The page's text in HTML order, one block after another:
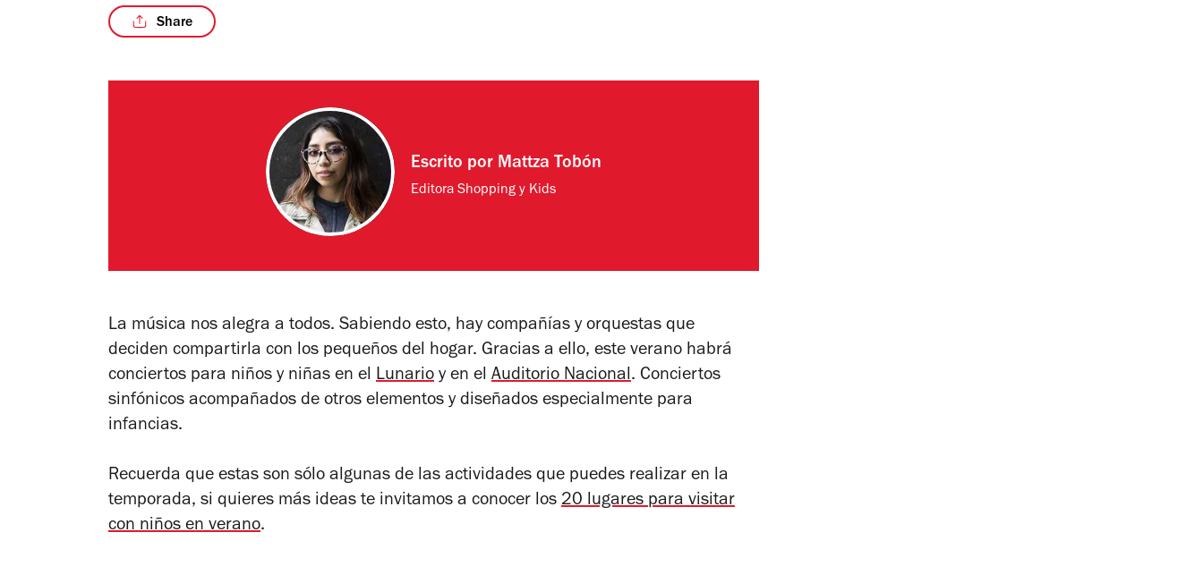
Share
Escrito por Mattza Tobón
Editora Shopping y Kids
La música nos alegra a todos. Sabiendo esto, hay compañías y orquestas que
deciden compartirla con los pequeños del hogar. Gracias a ello, este verano habrá
conciertos para niños y niñas en el Lunario y en el Auditorio Nacional. Conciertos
sinfónicos acompañados de otros elementos y diseñados especialmente para
infancias.
Recuerda que estas son sólo algunas de las actividades que puedes realizar en la
temporada, si quieres más ideas te invitamos a conocer los 20 lugares para visitar
con niños en verano.